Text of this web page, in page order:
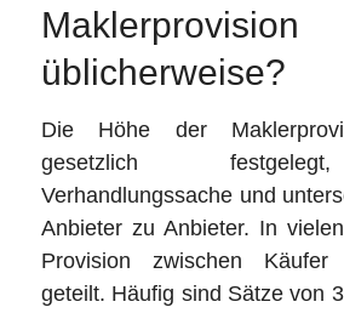
Maklerprovision
üblicherweise?
Die Höhe der
gesetzlich
Verhandlungssache und
Anbieter zu Anbieter. In
Provision zwischen
geteilt. Häufig sind Sätze von